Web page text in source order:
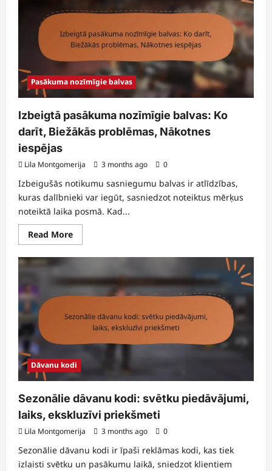
sociālo
pieprasīšana
Pasākuma nozīmīgie balvas
Izbeigtā pasākuma nozīmīgie balvas: Ko
darīt, Biežākās problēmas, Nākotnes
iespējas
Lila Montgomerija 3 months ago 0
Izbeigušās notikumu sasniegumu balvas ir atlīdzības,
kuras dalībnieki var iegūt, sasniedzot noteiktus mērķus
noteiktā laika posmā. Kad...
Read MoreRead
more
Izbeigtā
nozīmīgie
balvas:
Ko
problēmas,
Nākotnes
Dāvanu kodi
Sezonālie dāvanu kodi: svētku piedāvājumi,
laiks, ekskluzīvi priekšmeti
Lila Montgomerija 3 months ago 0
Sezonālie dāvanu kodi ir īpaši reklāmas kodi, kas tiek
izlaisti svētku un pasākumu laikā, sniedzot klientiem